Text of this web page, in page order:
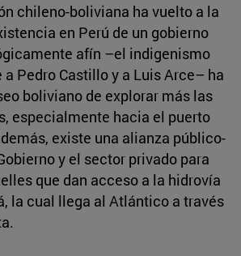
chileno-boliviana ha vuelto a la
en Perú de un gobierno
afín –el indigenismo
a Pedro Castillo y a Luis Arce– ha
boliviano de explorar más las
especialmente hacia el puerto
existe una alianza público-
y el sector privado para
que dan acceso a la hidrovía
la cual llega al Atlántico a través